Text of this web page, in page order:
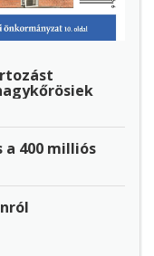
a 400 milliós